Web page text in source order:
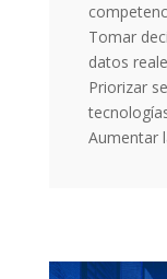
Tomar
datos
Priorizar
Aumentar